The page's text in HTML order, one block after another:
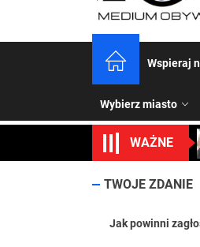
Wspieraj
Wybierz miasto
WAŻNE
TWOJE ZDANIE
Jak powinni